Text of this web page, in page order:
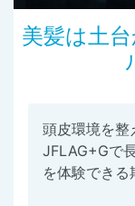
美髪は土
頭皮環境を整
JFLAG+Gで
を体験できる